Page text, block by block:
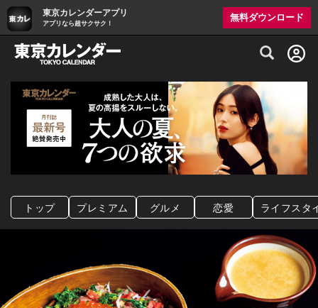
東京カレンダーアプリ
アプリなら超サクサク！
無料ダウンロード
グルメ情報・プレミアムレストラン予約
トップ プレミアム グルメ 恋愛 ライフスタ